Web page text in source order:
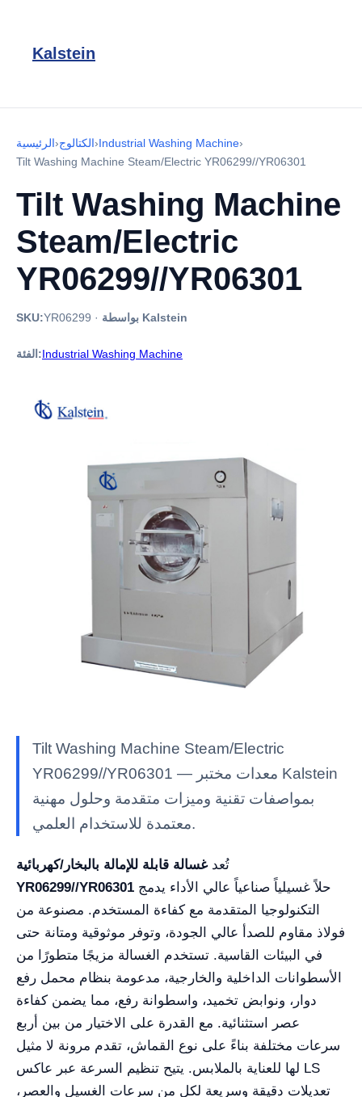
Kalstein
الرئيسية›الكتالوج›Industrial Washing Machine›
Tilt Washing Machine Steam/Electric YR06299//YR06301
Tilt Washing Machine
Steam/Electric
YR06299//YR06301
SKU:YR06299 · بواسطة Kalstein
الفئة:Industrial Washing Machine
Tilt Washing Machine Steam/Electric
YR06299//YR06301 — معدات مختبر Kalstein
بمواصفات تقنية وميزات متقدمة وحلول مهنية
معتمدة للاستخدام العلمي.
تُعدغسالة قابلة للإمالة بالبخار/كهربائية
YR06299//YR06301
التكنولوجيا المتقدمة مع كفاءة المستخدم. مصنوعة من
فولاذ مقاوم للصدأ عالي الجودة، وتوفر موثوقية ومتانة حتى
في البيئات القاسية. تستخدم الغسالة مزيجًا متطورًا من
الأسطوانات الداخلية والخارجية، مدعومة بنظام محمل رفع
دوار، ونوابض تخميد، واسطوانة رفع، مما يضمن كفاءة
عصر استثنائية. مع القدرة على الاختيار من بين أربع
سرعات مختلفة بناءً على نوع القماش، تقدم مرونة لا مثيل
لها للعناية بالملابس. يتيح تنظيم السرعة عبر عاكس LS
تعديلات دقيقة وسريعة لكل من سرعات الغسيل والعصر،